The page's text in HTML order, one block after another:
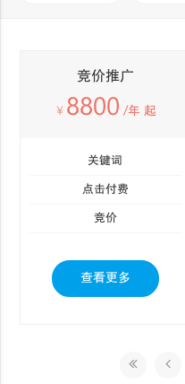
竞价推广
￥ 8800 /年 起
关键词
点击付费
竞价
查看更多